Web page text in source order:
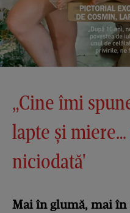
„Cine îmi
lapte și
niciodată'
Mai în glumă, mai în